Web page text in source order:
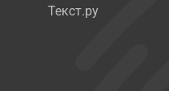
Текст.ру